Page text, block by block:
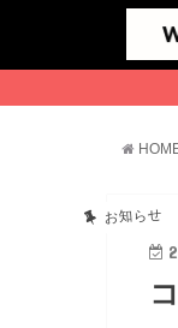
お知らせ